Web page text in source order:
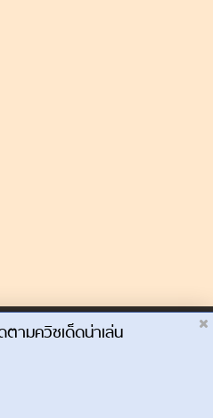
รณ์ของ
ตามควิซเด็ดน่าเล่น